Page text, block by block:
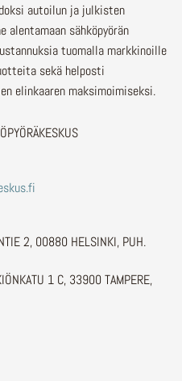
autoilun ja julkisten
alentamaan sähköpyörän
tuomalla markkinoille
sekä helposti
elinkaaren maksimoimiseksi.
2, 00880 HELSINKI, PUH.
1 C, 33900 TAMPERE,